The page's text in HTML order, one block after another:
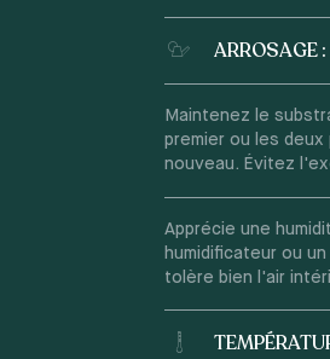
ARROSAGE
Maintenez le
premier ou les
nouveau. Évitez
Apprécie une
humidificateur ou
tolère bien l'air